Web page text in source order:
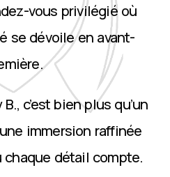
vous privilégié où
se dévoile en avant-
c’est bien plus qu’un
immersion raffinée
chaque détail compte.